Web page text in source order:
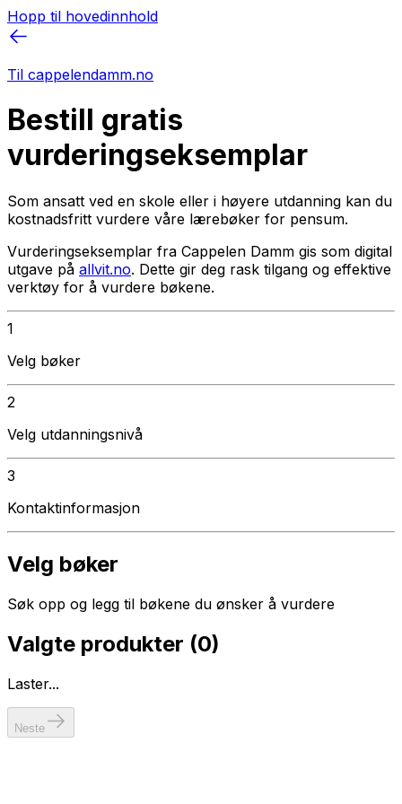
Hopp til hovedinnhold
Til cappelendamm.no
Bestill gratis
vurderingseksemplar
Som ansatt ved en skole eller i høyere utdanning kan du
kostnadsfritt vurdere våre lærebøker for pensum.
Vurderingseksemplar fra Cappelen Damm gis som digital
utgave på allvit.no. Dette gir deg rask tilgang og effektive
verktøy for å vurdere bøkene.
1
Velg bøker
2
Velg utdanningsnivå
3
Kontaktinformasjon
Velg bøker
Søk opp og legg til bøkene du ønsker å vurdere
Valgte produkter (0)
Laster...
Neste